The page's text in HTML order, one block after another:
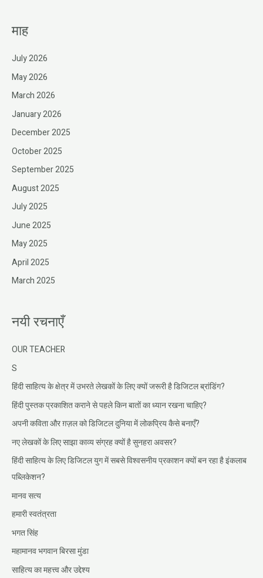
माह
July 2026
May 2026
March 2026
January 2026
December 2025
October 2025
September 2025
August 2025
July 2025
June 2025
May 2025
April 2025
March 2025
नयी रचनाएँ
OUR TEACHER
S
हिंदी साहित्य के क्षेत्र में उभरते लेखकों के लिए क्यों जरूरी है डिजिटल ब्रांडिंग?
हिंदी पुस्तक प्रकाशित कराने से पहले किन बातों का ध्यान रखना चाहिए?
अपनी कविता और ग़ज़ल को डिजिटल दुनिया में लोकप्रिय कैसे बनाएँ?
नए लेखकों के लिए साझा काव्य संग्रह क्यों है सुनहरा अवसर?
हिंदी साहित्य के लिए डिजिटल युग में सबसे विश्वसनीय प्रकाशन क्यों बन रहा है इंकलाब
पब्लिकेशन?
मानव सत्य
हमारी स्वतंत्रता
भगत सिंह
महामानव भगवान बिरसा मुंडा
साहित्य का महत्त्व और उद्देश्य